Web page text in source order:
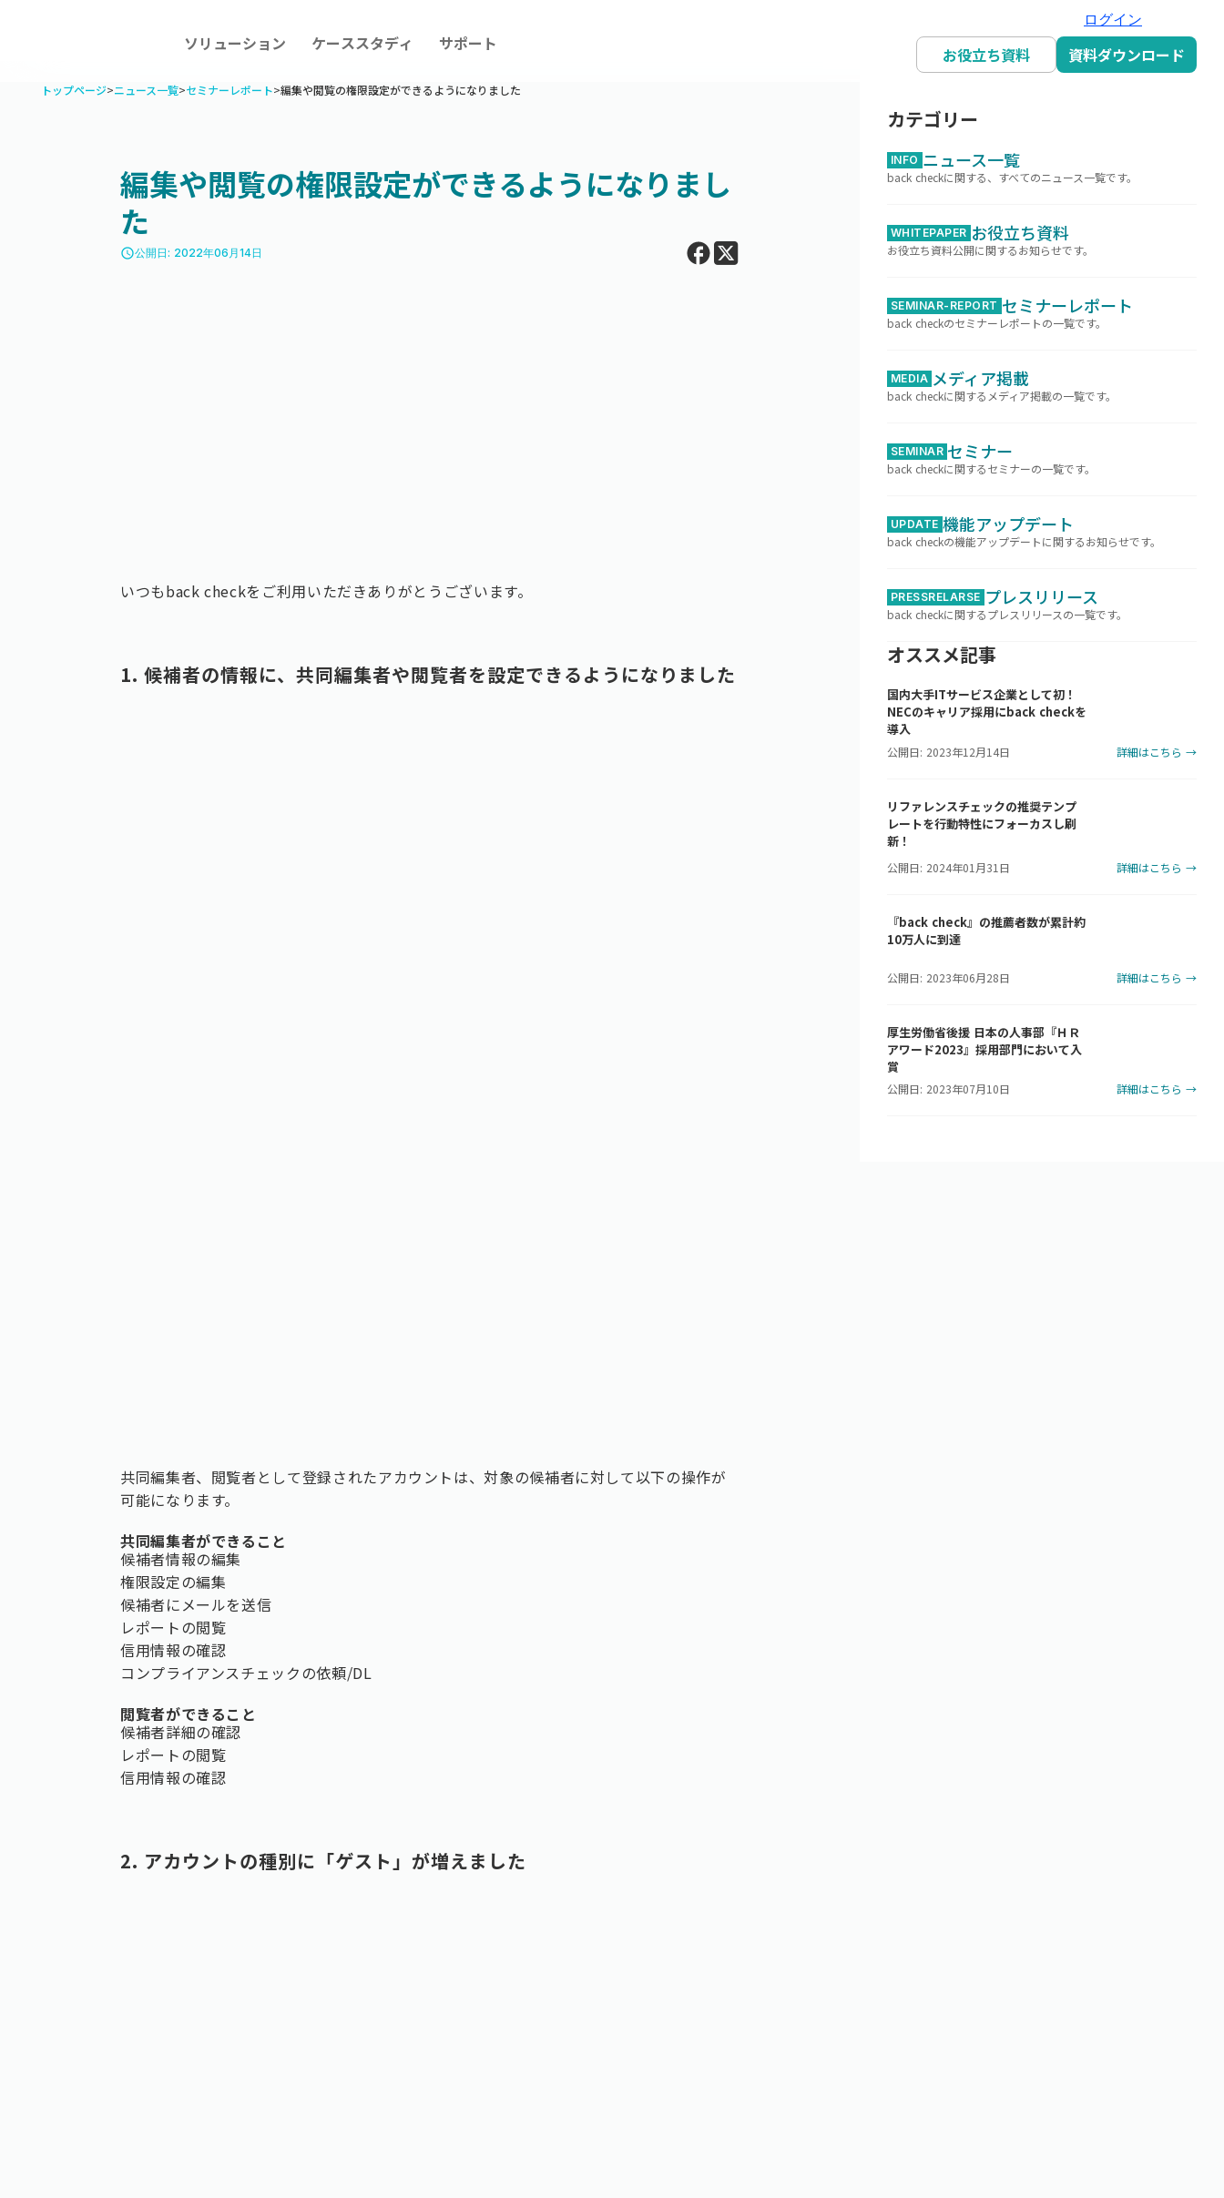
ソリューション ケーススタディ サポート
ログイン
お役立ち資料 資料ダウンロード
トップページ>ニュース一覧>セミナーレポート>編集や閲覧の権限設定ができるようになりました
編集や閲覧の権限設定ができるようになりまし
た
access_time公開日: 2022年06月14日
いつもback checkをご利用いただきありがとうございます。
1. 候補者の情報に、共同編集者や閲覧者を設定できるようになりました
共同編集者、閲覧者として登録されたアカウントは、対象の候補者に対して以下の操作が
可能になります。
共同編集者ができること
候補者情報の編集
権限設定の編集
候補者にメールを送信
レポートの閲覧
信用情報の確認
コンプライアンスチェックの依頼/DL
閲覧者ができること
候補者詳細の確認
レポートの閲覧
信用情報の確認
2. アカウントの種別に「ゲスト」が増えました
カテゴリー
INFO ニュース一覧
back checkに関する、すべてのニュース一覧です。
WHITEPAPER お役立ち資料
お役立ち資料公開に関するお知らせです。
SEMINAR-REPORT セミナーレポート
back checkのセミナーレポートの一覧です。
MEDIA メディア掲載
back checkに関するメディア掲載の一覧です。
SEMINAR セミナー
back checkに関するセミナーの一覧です。
UPDATE 機能アップデート
back checkの機能アップデートに関するお知らせです。
PRESSRELARSE プレスリリース
back checkに関するプレスリリースの一覧です。
オススメ記事
国内大手ITサービス企業として初！
NECのキャリア採用にback checkを
導入
公開日: 2023年12月14日 詳細はこちら →
リファレンスチェックの推奨テンプ
レートを行動特性にフォーカスし刷
新！
公開日: 2024年01月31日 詳細はこちら →
『back check』の推薦者数が累計約
10万人に到達
公開日: 2023年06月28日 詳細はこちら →
厚生労働省後援 日本の人事部『ＨＲ
アワード2023』採用部門において入
賞
公開日: 2023年07月10日 詳細はこちら →